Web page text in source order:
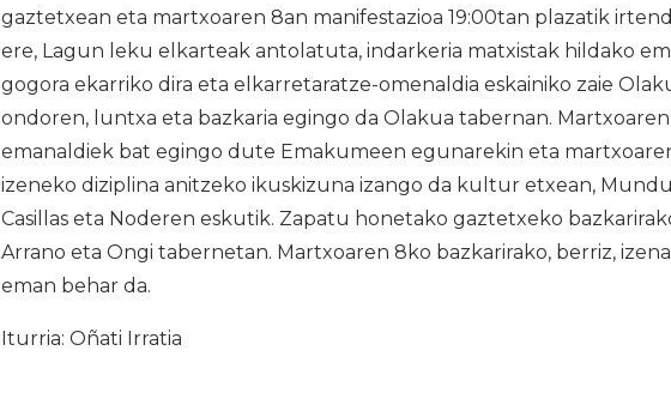
gaztetxean eta martxoaren 8an manifestazioa 19:00tan plazatik
ere, Lagun leku elkarteak antolatuta, indarkeria matxistak hildako
gogora ekarriko dira eta elkarretaratze-omenaldia eskainiko zaie
ondoren, luntxa eta bazkaria egingo da Olakua tabernan.
emanaldiek bat egingo dute Emakumeen egunarekin eta
izeneko diziplina anitzeko ikuskizuna izango da kultur etxean,
Casillas eta Noderen eskutik. Zapatu honetako gaztetxeko
Arrano eta Ongi tabernetan. Martxoaren 8ko bazkarirako, berriz,
eman behar da.
Iturria: Oñati Irratia